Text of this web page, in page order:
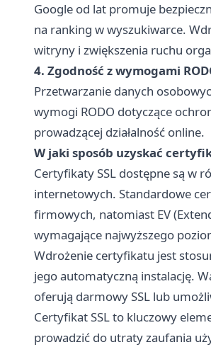
Google od lat promuje
na ranking w wyszukiwarce.
witryny i zwiększenia ruchu
4. Zgodność z wymogami
Przetwarzanie danych
wymogi RODO dotyczące
prowadzącej działalność online.
W jaki sposób uzyskać
Certyfikaty SSL dostępne są w
internetowych. Standardowe
firmowych, natomiast EV
wymagające najwyższego
Wdrożenie certyfikatu jest
jego automatyczną instalację.
oferują darmowy SSL lub
Certyfikat SSL to kluczowy
prowadzić do utraty zaufania